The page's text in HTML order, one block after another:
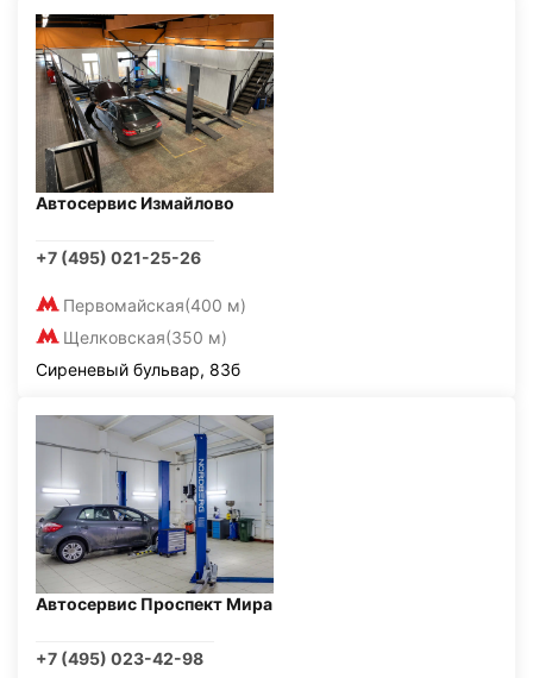
Автосервис Измайлово
+7 (495) 021-25-26
Первомайская(400 м)
Щелковская(350 м)
Сиреневый бульвар, 83б
Автосервис Проспект Мира
+7 (495) 023-42-98